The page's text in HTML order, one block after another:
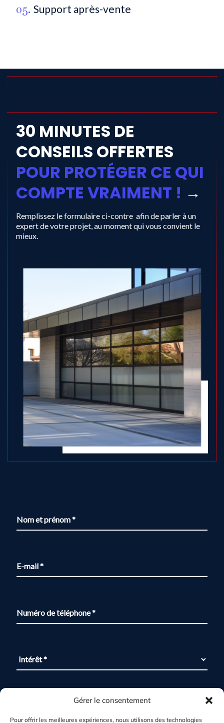
Gérer le consentement
Pour offrir les meilleures expériences, nous utilisons des technologies
05. Support après-vente
30 MINUTES DE
CONSEILS OFFERTES
POUR PROTÉGER CE QUI
COMPTE VRAIMENT ! →
Remplissez le formulaire ci-contre afin de parler à un
expert de votre projet, au moment qui vous convient le
mieux.